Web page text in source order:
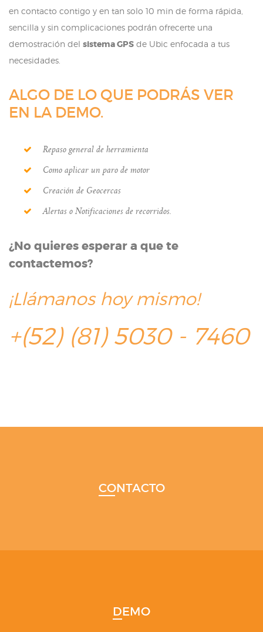
en contacto contigo y en tan solo 10 min de forma rápida,
sencilla y sin complicaciones podrán ofrecerte una
demostración del sistema GPS de Ubic enfocada a tus
necesidades.
ALGO DE LO QUE PODRÁS VER
EN LA DEMO.
Repaso general de herramienta
Como aplicar un paro de motor
Creación de Geocercas
Alertas o Notificaciones de recorridos.
¿No quieres esperar a que te
contactemos?
¡Llámanos hoy mismo!
+(52) (81) 5030 - 7460
CONTACTO
DEMO